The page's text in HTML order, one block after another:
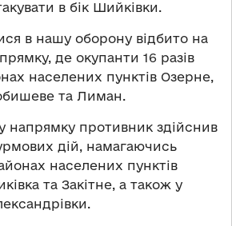
в бік Шийківки.
в нашу оборону відбито на
де окупанти 16 разів
населених пунктів Озерне,
та Лиман.
напрямку противник здійснив
дій, намагаючись
населених пунктів
та Закітне, а також у